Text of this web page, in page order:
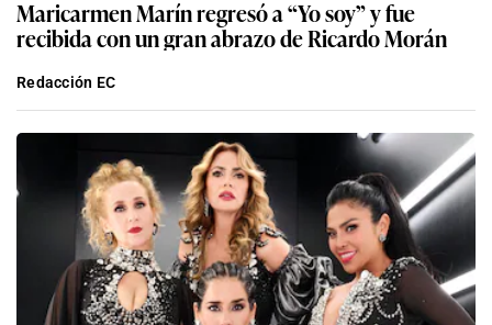
Maricarmen Marín regresó a “Yo soy” y fue
recibida con un gran abrazo de Ricardo Morán
Redacción EC